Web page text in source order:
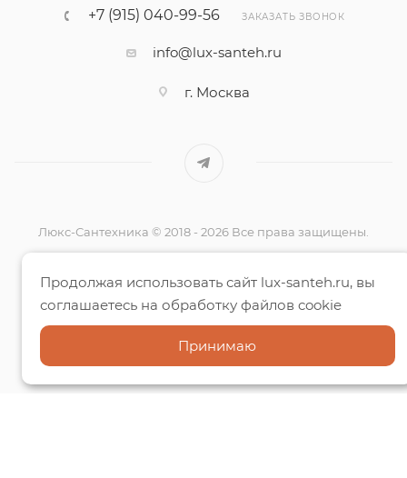
+7 (915) 040-99-56 ЗАКАЗАТЬ ЗВОНОК
info@lux-santeh.ru
г. Москва
Люкс-Сантехника © 2018 - 2026 Все права защищены.
информационный характер
и ни при каких условиях не является публичной офертой,
положениями Статьи 437 (2) ГК РФ.
Продолжая использовать сайт lux-santeh.ru, вы
соглашаетесь на обработку файлов cookie
Принимаю